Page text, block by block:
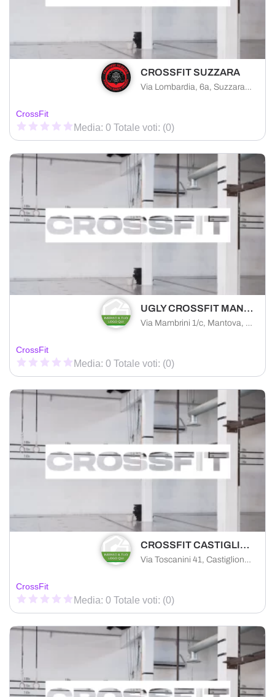
CROSSFIT SUZZARA
Via Lombardia, 6a, Suzzara, Mantova, 46029
CrossFit
Media: 0 Totale voti: (0)
UGLY CROSSFIT MANTOVA
Via Mambrini 1/c, Mantova, Lombardy, 46100
CrossFit
Media: 0 Totale voti: (0)
CROSSFIT CASTIGLIONE DELLE STIVIERE
Via Toscanini 41, Castiglione Delle Stiviere, Mantova, 46043
CrossFit
Media: 0 Totale voti: (0)